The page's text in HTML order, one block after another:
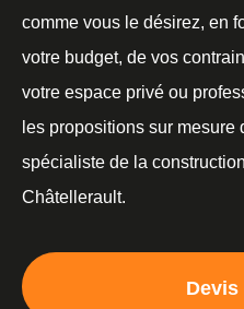
comme vous le désirez, en
votre budget, de vos
votre espace privé ou
les propositions sur
spécialiste de la
Châtellerault.